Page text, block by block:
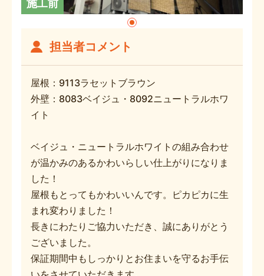
施工前
担当者コメント
屋根：9113ラセットブラウン
外壁：8083ベイジュ・8092ニュートラルホワ
イト
ベイジュ・ニュートラルホワイトの組み合わせ
が温かみのあるかわいらしい仕上がりになりま
した！
屋根もとってもかわいいんです。ピカピカに生
まれ変わりました！
長きにわたりご協力いただき、誠にありがとう
ございました。
保証期間中もしっかりとお住まいを守るお手伝